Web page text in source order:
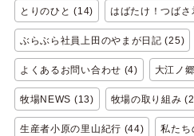
とりのひと (14) はばたけ！つば
ぶらぶら社員上田のやまが日記 (25)
よくあるお問い合わせ (4) 大江ノ
牧場NEWS (13) 牧場の取り組み
生産者小原の里山紀行 (44) 私たち